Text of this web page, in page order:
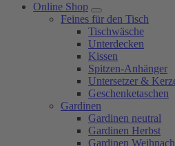
Online Shop
Feines für den Tisch
Tischwäsche
Unterdecken
Kissen
Spitzen-Anhänger
Untersetzer &
Geschenketaschen
Gardinen
Gardinen neutral
Gardinen Herbst
Gardinen